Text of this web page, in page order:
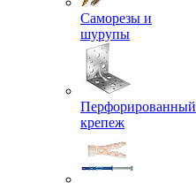
Саморезы и
шурупы
Перфорированный
крепеж